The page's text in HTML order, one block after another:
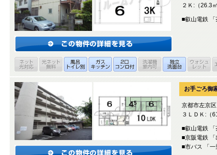
２Ｋ:（26.3
■叡山電鉄
お手ごろ御
京都市左京
３ＬＤＫ:（
■叡山電鉄
■京阪電鉄
■市バス 「